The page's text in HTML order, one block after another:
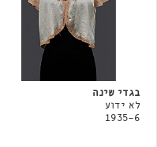
בגדי שינה
לא ידוע
1935-6